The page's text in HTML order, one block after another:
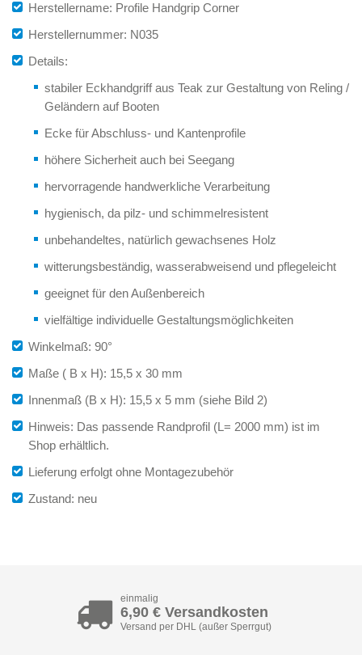
Herstellername: Profile Handgrip Corner
Herstellernummer: N035
Details:
stabiler Eckhandgriff aus Teak zur Gestaltung von Reling /
Geländern auf Booten
Ecke für Abschluss- und Kantenprofile
höhere Sicherheit auch bei Seegang
hervorragende handwerkliche Verarbeitung
hygienisch, da pilz- und schimmelresistent
unbehandeltes, natürlich gewachsenes Holz
witterungsbeständig, wasserabweisend und pflegeleicht
geeignet für den Außenbereich
vielfältige individuelle Gestaltungsmöglichkeiten
Winkelmaß: 90°
Maße ( B x H): 15,5 x 30 mm
Innenmaß (B x H): 15,5 x 5 mm (siehe Bild 2)
Hinweis: Das passende Randprofil (L= 2000 mm) ist im
Shop erhältlich.
Lieferung erfolgt ohne Montagezubehör
Zustand: neu
einmalig
6,90 € Versandkosten
Versand per DHL (außer Sperrgut)